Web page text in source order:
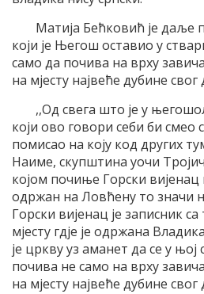
Матија Бећковић је даље
који је Његош оставио у
само да почива на врху
на мјесту највеће дубине свог
,,Од свега што је у
који ово говори себи би смео
помисао на коју код других
Наиме, скупштина уочи
којом почиње Горски
одржан на Ловћену то значи
Горски вијенац је записник
мјесту гдје је одржана
је цркву уз аманет да се у њој
почива не само на врху
на мјесту највеће дубине свог